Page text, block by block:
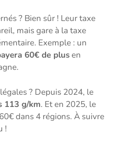
? Bien sûr ! Leur taxe
mais gare à la taxe
Exemple : un
60€ de plusen
? Depuis 2024, le
113 g/km. Et en 2025, le
dans 4 régions. À suivre
!